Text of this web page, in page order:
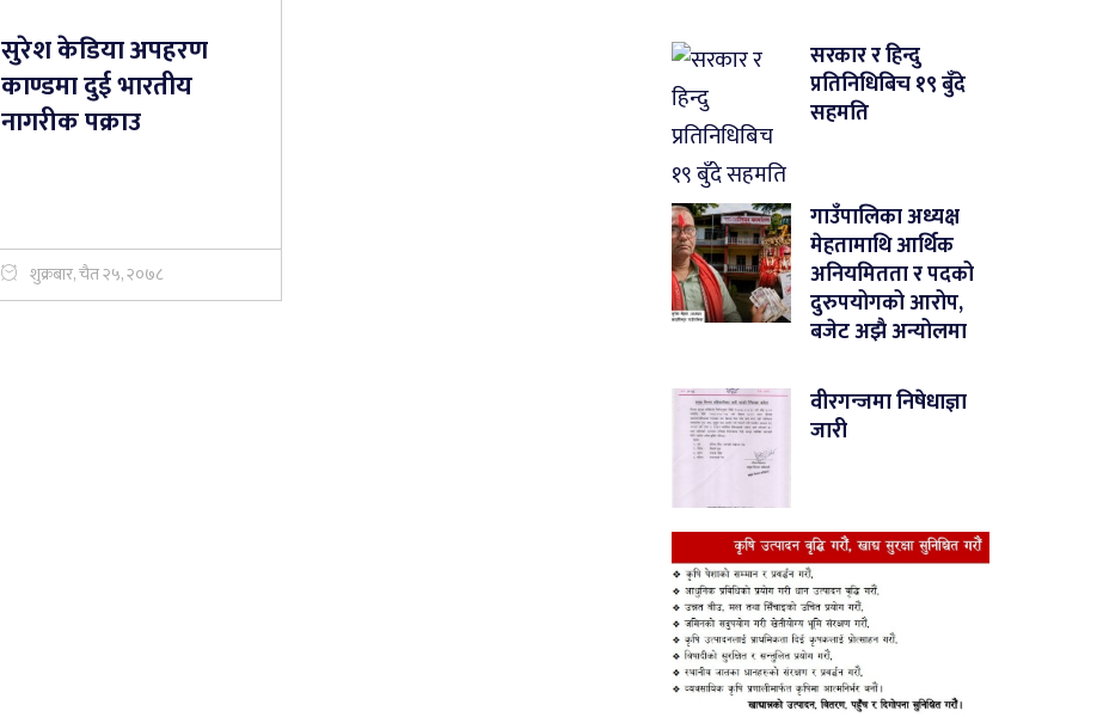
सुरेश केडिया अपहरण
काण्डमा दुई भारतीय
नागरीक पक्राउ
शुक्रबार, चैत २५, २०७८
सरकार र हिन्दु
प्रतिनिधिबिच १९ बुँदे
सहमति
गाउँपालिका अध्यक्ष
मेहतामाथि आर्थिक
अनियमितता र पदको
दुरुपयोगको आरोप,
बजेट अझै अन्योलमा
वीरगन्जमा निषेधाज्ञा
जारी